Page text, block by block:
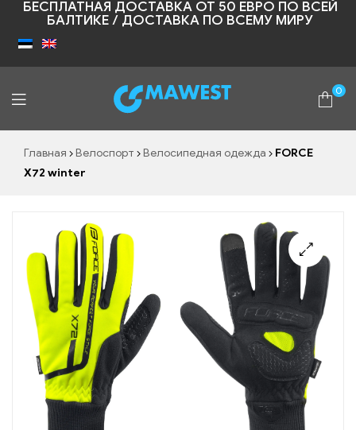
БЕСПЛАТНАЯ ДОСТАВКА ОТ 50 ЕВРО ПО ВСЕЙ
БАЛТИКЕ / ДОСТАВКА ПО ВСЕМУ МИРУ
Shopic
0
Главная Велоспорт Велосипедная одежда
FORCE
X72 winter
🔍